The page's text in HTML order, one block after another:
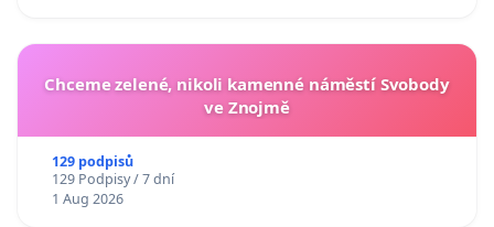
Chceme zelené, nikoli kamenné náměstí Svobody
ve Znojmě
129 podpisů
129 Podpisy / 7 dní
1 Aug 2026